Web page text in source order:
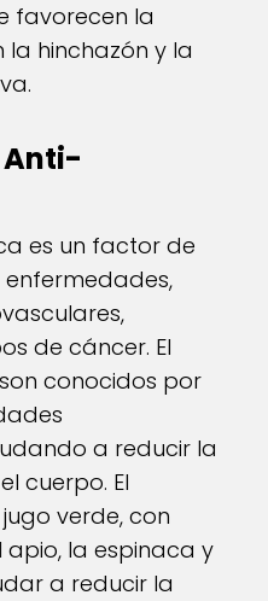
favorecen la
la hinchazón y la
Anti-
es un factor de
de cáncer. El
conocidos por
a reducir la
cuerpo. El
verde, con
la espinaca y
a reducir la